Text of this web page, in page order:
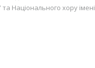
Національного хору імені